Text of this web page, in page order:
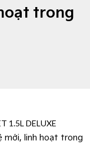
trong
1.5L DELUXE
mới, linh hoạt trong